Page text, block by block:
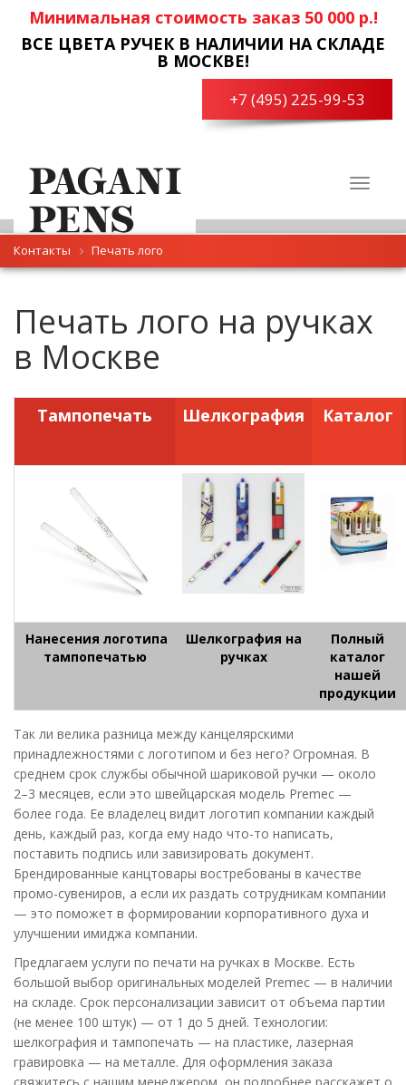
Минимальная стоимость заказ 50 000 р.!
ВСЕ ЦВЕТА РУЧЕК В НАЛИЧИИ НА СКЛАДЕ
В МОСКВЕ!
+7 (495) 225-99-53
Toggle
Контакты Печать лого
Печать лого на ручках
в Москве
Тампопечать Шелкография Каталог
Нанесения логотипа
тампопечатью
Шелкография на
ручках
Полный
каталог
нашей
продукции
Так ли велика разница между канцелярскими
принадлежностями с логотипом и без него? Огромная. В
среднем срок службы обычной шариковой ручки — около
2–3 месяцев, если это швейцарская модель Premec —
более года. Ее владелец видит логотип компании каждый
день, каждый раз, когда ему надо что-то написать,
поставить подпись или завизировать документ.
Брендированные канцтовары востребованы в качестве
промо-сувениров, а если их раздать сотрудникам компании
— это поможет в формировании корпоративного духа и
улучшении имиджа компании.
Предлагаем услуги по печати на ручках в Москве. Есть
большой выбор оригинальных моделей Premec — в наличии
на складе. Срок персонализации зависит от объема партии
(не менее 100 штук) — от 1 до 5 дней. Технологии:
шелкография и тампопечать — на пластике, лазерная
гравировка — на металле. Для оформления заказа